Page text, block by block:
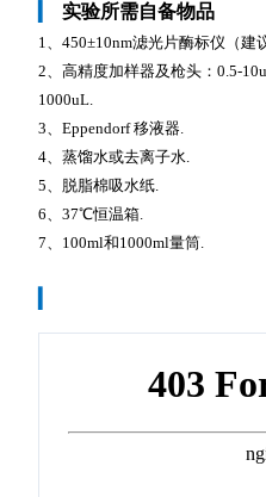
实验所需自备物品
1、450±10nm滤光片酶标仪（建
2、高精度加样器及枪头：0.5-
1000uL.
3、Eppendorf 移液器.
4、蒸馏水或去离子水.
5、脱脂棉吸水纸.
6、37℃恒温箱.
7、100ml和1000ml量筒.